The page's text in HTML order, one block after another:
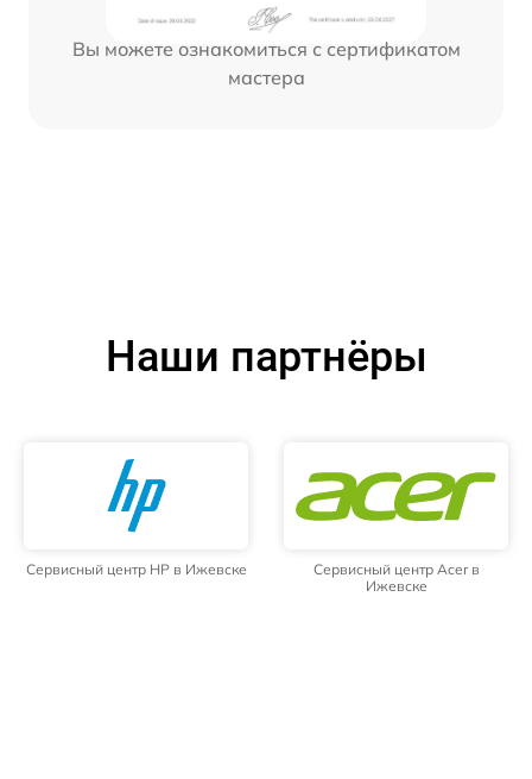
Вы можете ознакомиться с сертификатом
мастера
Наши партнёры
Сервисный центр HP в Ижевске
Сервисный центр Acer в
Ижевске